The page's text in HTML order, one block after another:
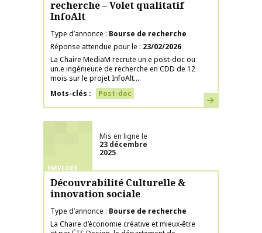
recherche – Volet qualitatif
InfoAlt
Type d’annonce
Bourse de recherche
Réponse attendue pour le
23/02/2026
La Chaire MediaM recrute un.e post-doc ou
un.e ingénieur.e de recherche en CDD de 12
mois sur le projet InfoAlt....
Mots-clés
Post-doc En savoir plus
EMPLOIS
Mis en ligne le
23 décembre
2025
Découvrabilité Culturelle &
innovation sociale
Type d’annonce
Bourse de recherche
La Chaire d’économie créative et mieux-être